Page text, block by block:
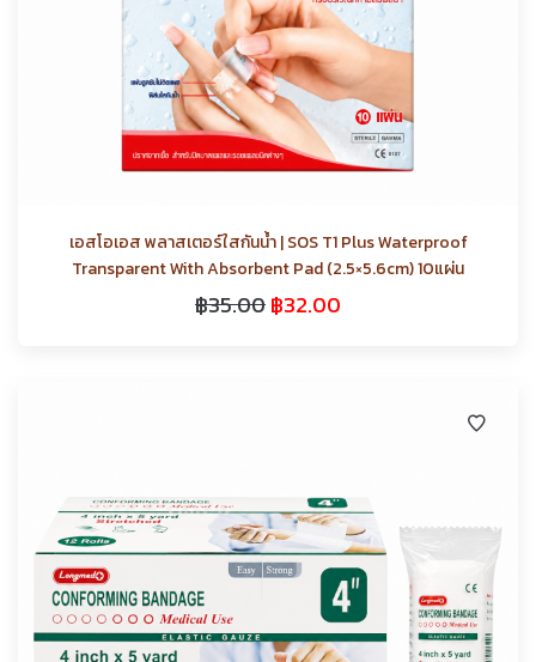
เอสโอเอส พลาสเตอร์ใสกันน้ำ | SOS T1 Plus Waterproof
Transparent With Absorbent Pad (2.5×5.6cm) 10แผ่น
฿35.00฿32.00